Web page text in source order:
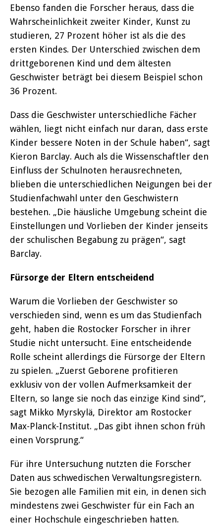
Ebenso fanden die Forscher heraus, dass die
Wahrscheinlichkeit zweiter Kinder, Kunst zu
studieren, 27 Prozent höher ist als die des
ersten Kindes. Der Unterschied zwischen dem
drittgeborenen Kind und dem ältesten
Geschwister beträgt bei diesem Beispiel schon
36 Prozent.
Dass die Geschwister unterschiedliche Fächer
wählen, liegt nicht einfach nur daran, dass erste
Kinder bessere Noten in der Schule haben“, sagt
Kieron Barclay. Auch als die Wissenschaftler den
Einfluss der Schulnoten herausrechneten,
blieben die unterschiedlichen Neigungen bei der
Studienfachwahl unter den Geschwistern
bestehen. „Die häusliche Umgebung scheint die
Einstellungen und Vorlieben der Kinder jenseits
der schulischen Begabung zu prägen“, sagt
Barclay.
Fürsorge der Eltern entscheidend
Warum die Vorlieben der Geschwister so
verschieden sind, wenn es um das Studienfach
geht, haben die Rostocker Forscher in ihrer
Studie nicht untersucht. Eine entscheidende
Rolle scheint allerdings die Fürsorge der Eltern
zu spielen. „Zuerst Geborene profitieren
exklusiv von der vollen Aufmerksamkeit der
Eltern, so lange sie noch das einzige Kind sind“,
sagt Mikko Myrskylä, Direktor am Rostocker
Max-Planck-Institut. „Das gibt ihnen schon früh
einen Vorsprung.“
Für ihre Untersuchung nutzten die Forscher
Daten aus schwedischen Verwaltungsregistern.
Sie bezogen alle Familien mit ein, in denen sich
mindestens zwei Geschwister für ein Fach an
einer Hochschule eingeschrieben hatten.